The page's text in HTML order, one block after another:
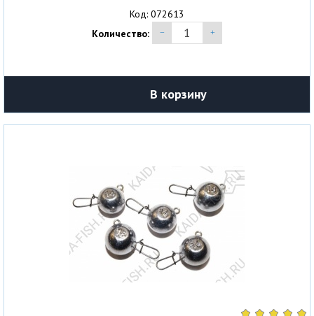
Код: 072613
Количество:
В корзину